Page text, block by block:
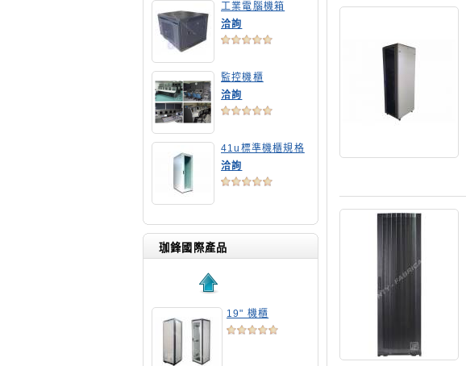
工業電腦機箱
洽詢
監控機櫃
洽詢
41u標準機櫃規格
洽詢
珈鋒國際產品
19" 機櫃